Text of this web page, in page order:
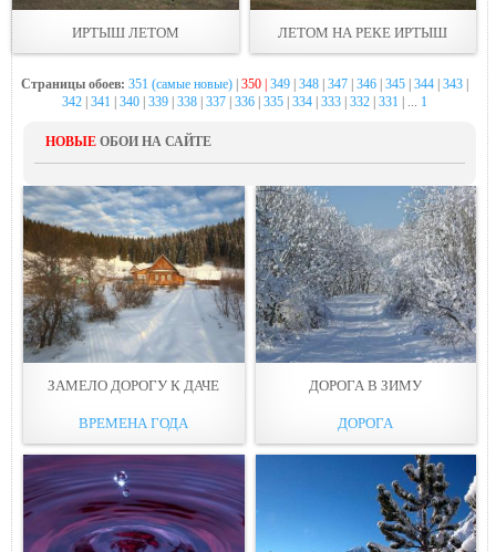
ИРТЫШ ЛЕТОМ ЛЕТОМ НА РЕКЕ ИРТЫШ
Страницы обоев: 351 (самые новые)| 350 | 349| 348| 347| 346| 345| 344| 343|
342| 341 340| 339| 338| 337| 336| 335| 334| 333| 332| 331 | ... 1
НОВЫЕ ОБОИ НА САЙТЕ
ЗАМЕЛО ДОРОГУ К ДАЧЕ
ВРЕМЕНА ГОДА
ДОРОГА В ЗИМУ
ДОРОГА